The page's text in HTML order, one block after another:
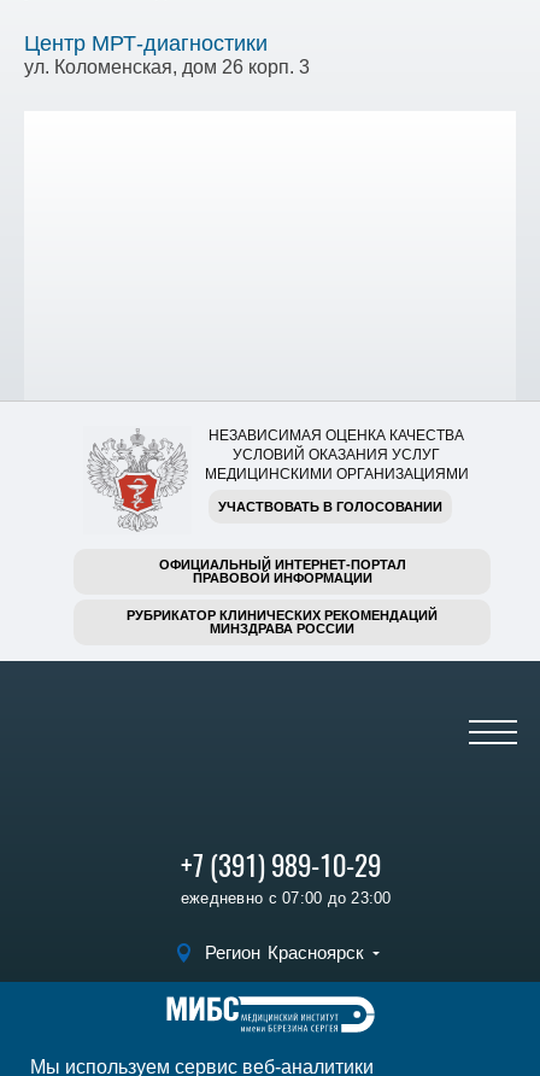
Центр МРТ-диагностики
ул. Коломенская, дом 26 корп. 3
НЕЗАВИСИМАЯ ОЦЕНКА КАЧЕСТВА
УСЛОВИЙ ОКАЗАНИЯ УСЛУГ
МЕДИЦИНСКИМИ ОРГАНИЗАЦИЯМИ
УЧАСТВОВАТЬ В ГОЛОСОВАНИИ
ОФИЦИАЛЬНЫЙ ИНТЕРНЕТ-ПОРТАЛ
ПРАВОВОЙ ИНФОРМАЦИИ
РУБРИКАТОР КЛИНИЧЕСКИХ РЕКОМЕНДАЦИЙ
МИНЗДРАВА РОССИИ
+7 (391) 989-10-29
ежедневно с 07:00 до 23:00
Регион Красноярск
Записаться на
прием
Мы используем сервис веб-аналитики